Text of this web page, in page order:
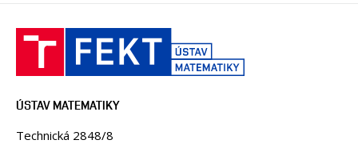
ÚSTAV MATEMATIKY
Technická 2848/8